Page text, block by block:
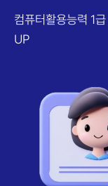
컴퓨터활용능력 1급
UP